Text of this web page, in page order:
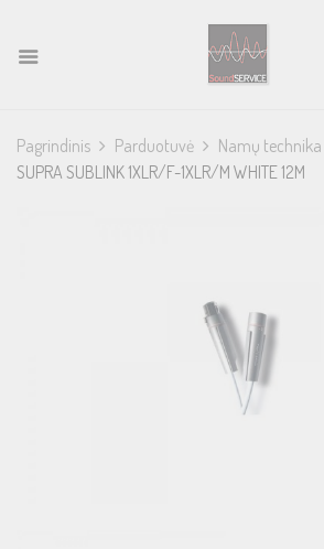
Pagrindinis Parduotuvė Namų technika
SUPRA SUBLINK 1XLR/F-1XLR/M WHITE 12M